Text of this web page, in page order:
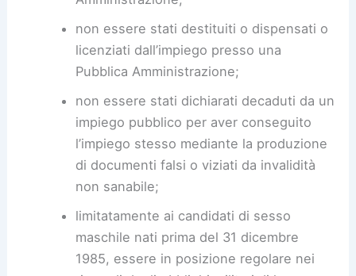
non essere stati destituiti o dispensati o
licenziati dall’impiego presso una
Pubblica Amministrazione;
non essere stati dichiarati decaduti da un
impiego pubblico per aver conseguito
l’impiego stesso mediante la produzione
di documenti falsi o viziati da invalidità
non sanabile;
limitatamente ai candidati di sesso
maschile nati prima del 31 dicembre
1985, essere in posizione regolare nei